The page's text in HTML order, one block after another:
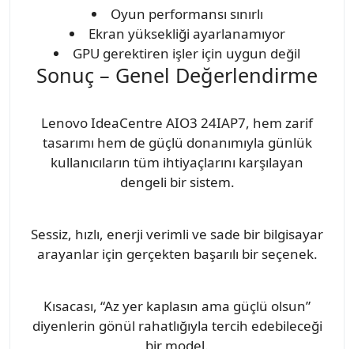
Oyun performansı sınırlı
Ekran yüksekliği ayarlanamıyor
GPU gerektiren işler için uygun değil
Sonuç – Genel Değerlendirme
Lenovo IdeaCentre AIO3 24IAP7, hem zarif
tasarımı hem de güçlü donanımıyla günlük
kullanıcıların tüm ihtiyaçlarını karşılayan
dengeli bir sistem.
Sessiz, hızlı, enerji verimli ve sade bir bilgisayar
arayanlar için gerçekten başarılı bir seçenek.
Kısacası, “Az yer kaplasın ama güçlü olsun”
diyenlerin gönül rahatlığıyla tercih edebileceği
bir model.